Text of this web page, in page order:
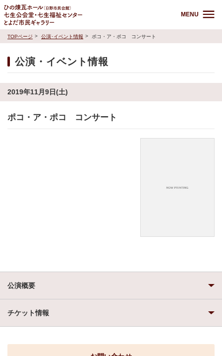
MENU
TOPページ 公演･イベント情報 ポコ・ア・ポコ コンサート
公演・イベント情報
2019年11月9日(土)
ポコ・ア・ポコ コンサート
公演概要
チケット情報